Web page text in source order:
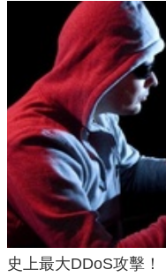
史上最大DDoS攻擊